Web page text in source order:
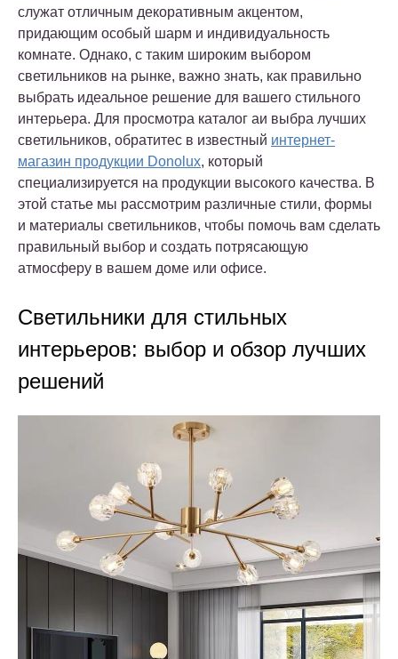
служат отличным декоративным акцентом,
придающим особый шарм и индивидуальность
комнате. Однако, с таким широким выбором
светильников на рынке, важно знать, как правильно
выбрать идеальное решение для вашего стильного
интерьера. Для просмотра каталог аи выбра лучших
светильников, обратитес в известный интернет-
магазин продукции Donolux, который
специализируется на продукции высокого качества. В
этой статье мы рассмотрим различные стили, формы
и материалы светильников, чтобы помочь вам сделать
правильный выбор и создать потрясающую
атмосферу в вашем доме или офисе.
Светильники для стильных
интерьеров: выбор и обзор лучших
решений